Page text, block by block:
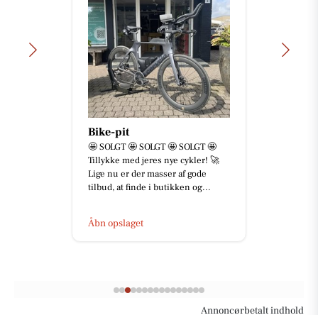
Bike-pit
🤩 SOLGT 🤩 SOLGT 🤩 SOLGT 🤩
Tillykke med jeres nye cykler! 🚀
Lige nu er der masser af gode
tilbud, at finde i butikken og...
Åbn opslaget
Annoncørbetalt indhold